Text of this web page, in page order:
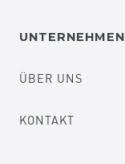
UNTERNEHMEN
ÜBER UNS
KONTAKT